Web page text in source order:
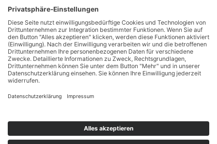
Datenschutz
AGB
Social Media